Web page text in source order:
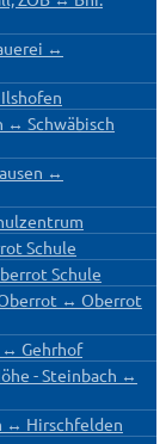
↔
↔ Schwäbisch
↔
Schule
Schule
↔ Oberrot
Gehrhof
- Steinbach ↔
↔ Hirschfelden